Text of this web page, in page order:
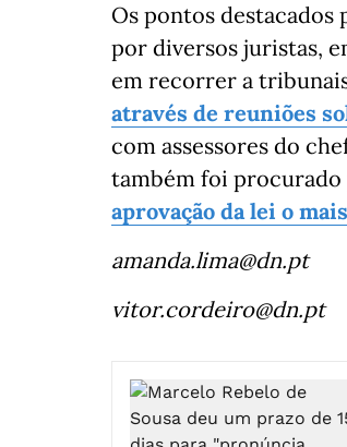
Os pontos
por diversos juristas,
em recorrer a
através de reuniões
com assessores do
também foi
aprovação da lei o
amanda.lima@dn.pt
vitor.cordeiro@dn.pt